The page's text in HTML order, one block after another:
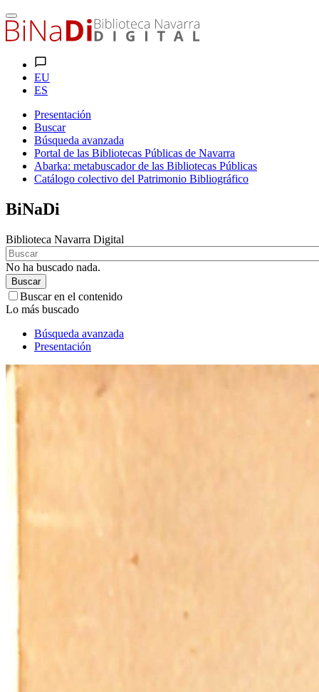
EU
ES
Presentación
Buscar
Búsqueda avanzada
Portal de las Bibliotecas Públicas de Navarra
Abarka: metabuscador de las Bibliotecas Públicas
Catálogo colectivo del Patrimonio Bibliográfico
BiNaDi
Biblioteca Navarra Digital
No ha buscado nada.
Buscar
Buscar en el contenido
Lo más buscado
Búsqueda avanzada
Presentación